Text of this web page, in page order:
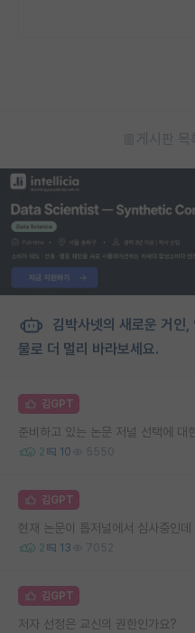
게시판 목
김박사넷의 새로운 거인
물로 더 멀리 바라보세요.
김GPT
준비하고 있는 논문 저널 선택에 대
2 10 5550
김GPT
현재 논문이 톱저널에서 심사중인데
2 13 7052
김GPT
저자 선정은 교신의 권한인가요?